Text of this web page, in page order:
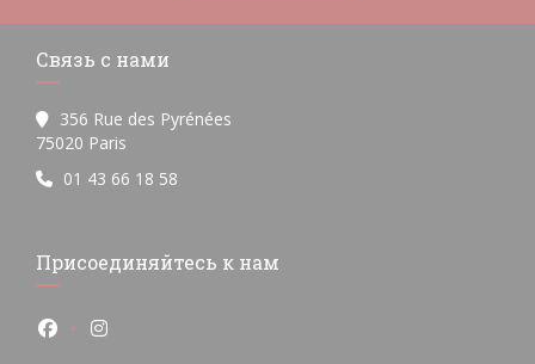
Связь с нами
356 Rue des Pyrénées
75020 Paris
01 43 66 18 58
Присоединяйтесь к нам
Facebook ((открывается в новом окне))
Instagram ((открывается в новом окне))